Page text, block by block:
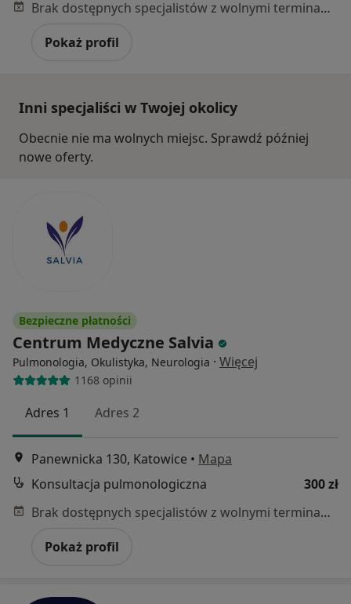
Brak dostępnych specjalistów z wolnymi terminami w tym centrum medycznym.
Pokaż profil
Inni specjaliści w Twojej okolicy
Obecnie nie ma wolnych miejsc. Sprawdź później
nowe oferty.
Bezpieczne płatności
Centrum Medyczne Salvia
Pulmonologia, Okulistyka, Neurologia · Więcej
1168 opinii
Adres 1 Adres 2
Panewnicka 130, Katowice • Mapa
Konsultacja pulmonologiczna
300 zł
Brak dostępnych specjalistów z wolnymi terminami w tym centrum medycznym.
Pokaż profil